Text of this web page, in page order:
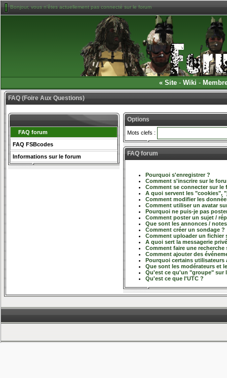
Bonjour, vous n'êtes actuellement pas connecté sur le forum
« Site - Wiki -
FAQ (Foire Aux Questions)
FAQ forum
FAQ FSBcodes
Informations sur le forum
Options
Mots clefs :
FAQ forum
Pourquoi s'enregistrer ?
Comment s'inscrire sur le
Comment se connecter sur le
A quoi servent les "cookies",
Comment modifier les
Comment utiliser un avatar
Pourquoi ne puis-je pas
Comment poster un sujet /
Que sont les annonces /
Comment créer un sondage ?
Comment uploader un fichier
A quoi sert la messagerie
Comment faire une recherche
Comment ajouter des
Pourquoi certains utilisateurs
Que sont les modérateurs et
Qu'est ce qu'un "groupe" sur
Qu'est ce que l'UTC ?